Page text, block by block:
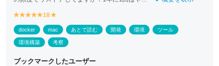
y
e
ll
o
y
e
ll
o
y
e
ll
o
y
e
ll
o
y
e
ll
o
18
e
ll
o
docker mac あとで読む 開発 環境 ツール
環境構築 考察
ブックマークしたユーザー